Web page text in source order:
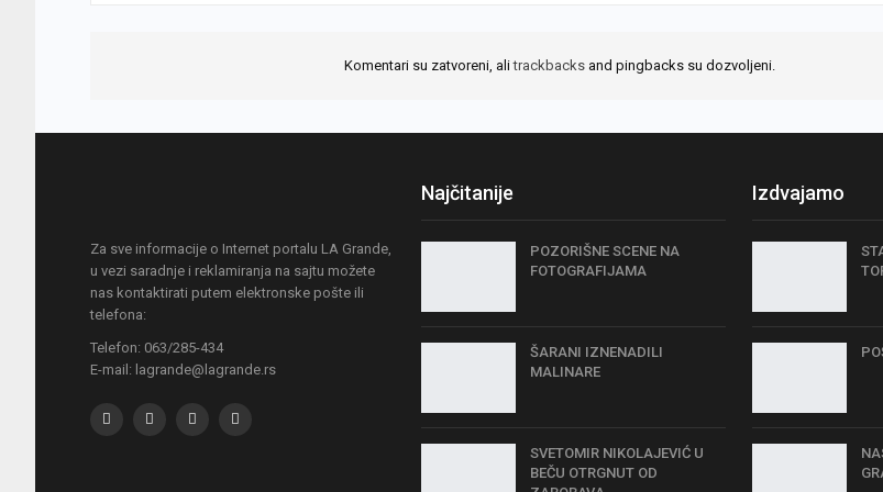
Komentari su zatvoreni, alitrackbacks and pingbacks su dozvoljeni.
Za sve informacije o Internet portalu LA Grande,
u vezi saradnje i reklamiranja na sajtu možete
nas kontaktirati putem elektronske pošte ili
telefona:
Telefon: 063/285-434
E-mail: lagrande@lagrande.rs
Najčitanije
POZORIŠNE SCENE NA
FOTOGRAFIJAMA
ŠARANI IZNENADILI
MALINARE
SVETOMIR NIKOLAJEVIĆ U
BEČU OTRGNUT OD
Izdvajamo